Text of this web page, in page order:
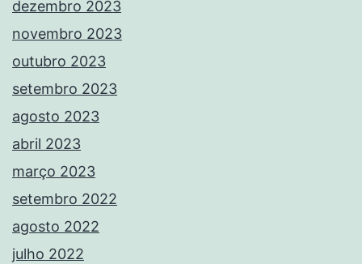
dezembro 2023
novembro 2023
outubro 2023
setembro 2023
agosto 2023
abril 2023
março 2023
setembro 2022
agosto 2022
julho 2022